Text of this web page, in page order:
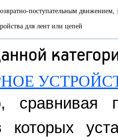
поступательным
для лент или цепей
сравнивая
которых